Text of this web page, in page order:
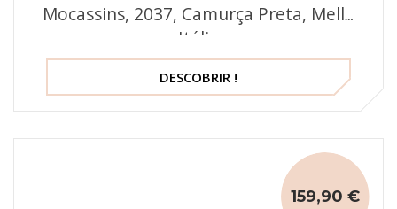
Mocassins, 2037, Camurça Preta, Mella
Itália
DESCOBRIR !
159,90 €